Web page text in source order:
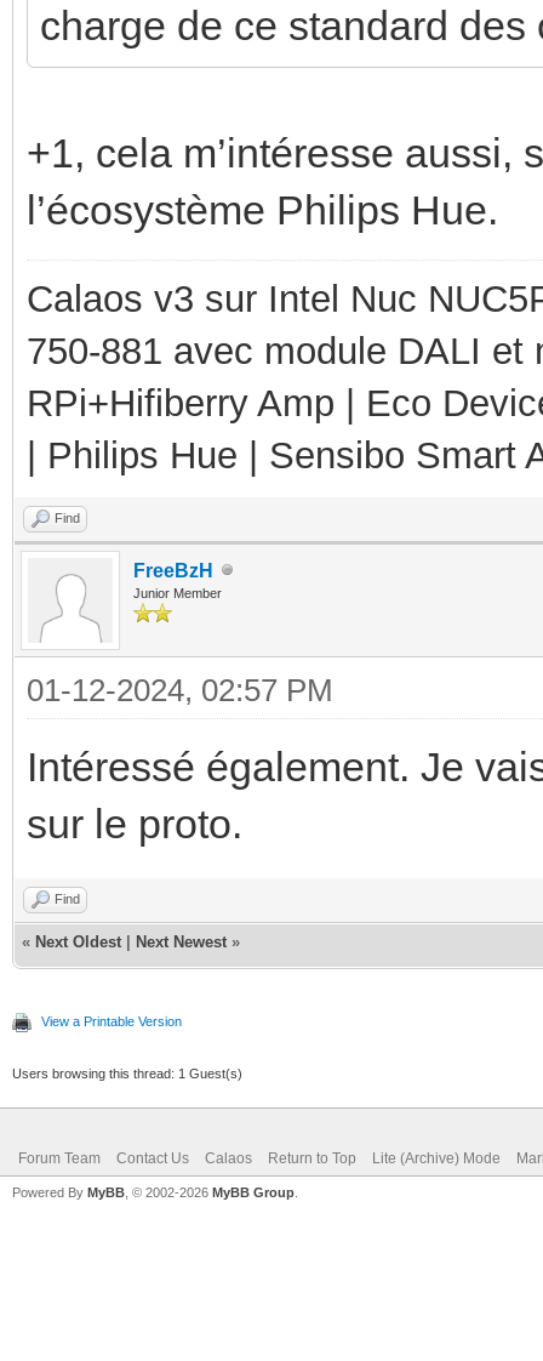
charge de ce standard
+1, cela m’intéresse aussi,
l’écosystème Philips Hue.
Calaos v3 sur Intel Nuc
750-881 avec module DALI
RPi+Hifiberry Amp | Eco
| Philips Hue | Sensibo Smart
Find
FreeBzH
Junior Member
01-12-2024, 02:57 PM
Intéressé également. Je
sur le proto.
Find
« Next Oldest Next Newest »
View a Printable Version
Users browsing this thread: 1 Guest(s)
Forum Team Contact Us Calaos Return to Top Lite (Archive) Mode
Powered By MyBB , © 2002-2026 MyBB Group